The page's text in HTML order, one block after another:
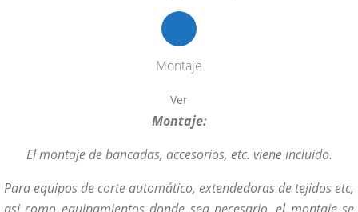
Montaje
Ver
Montaje:
El montaje de bancadas, accesorios, etc. viene incluido.
Para equipos de corte automático, extendedoras de tejidos etc,